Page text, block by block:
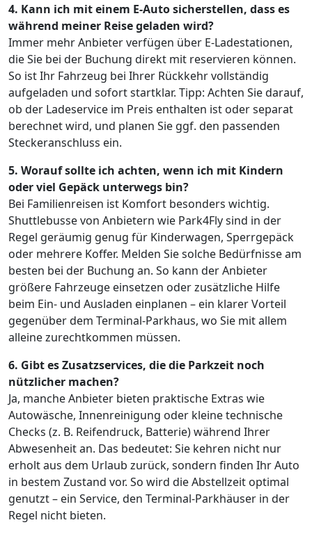
4. Kann ich mit einem E-Auto sicherstellen, dass es
während meiner Reise geladen wird?
Immer mehr Anbieter verfügen über E-Ladestationen,
die Sie bei der Buchung direkt mit reservieren können.
So ist Ihr Fahrzeug bei Ihrer Rückkehr vollständig
aufgeladen und sofort startklar. Tipp: Achten Sie darauf,
ob der Ladeservice im Preis enthalten ist oder separat
berechnet wird, und planen Sie ggf. den passenden
Steckeranschluss ein.
5. Worauf sollte ich achten, wenn ich mit Kindern
oder viel Gepäck unterwegs bin?
Bei Familienreisen ist Komfort besonders wichtig.
Shuttlebusse von Anbietern wie Park4Fly sind in der
Regel geräumig genug für Kinderwagen, Sperrgepäck
oder mehrere Koffer. Melden Sie solche Bedürfnisse am
besten bei der Buchung an. So kann der Anbieter
größere Fahrzeuge einsetzen oder zusätzliche Hilfe
beim Ein- und Ausladen einplanen – ein klarer Vorteil
gegenüber dem Terminal-Parkhaus, wo Sie mit allem
alleine zurechtkommen müssen.
6. Gibt es Zusatzservices, die die Parkzeit noch
nützlicher machen?
Ja, manche Anbieter bieten praktische Extras wie
Autowäsche, Innenreinigung oder kleine technische
Checks (z. B. Reifendruck, Batterie) während Ihrer
Abwesenheit an. Das bedeutet: Sie kehren nicht nur
erholt aus dem Urlaub zurück, sondern finden Ihr Auto
in bestem Zustand vor. So wird die Abstellzeit optimal
genutzt – ein Service, den Terminal-Parkhäuser in der
Regel nicht bieten.